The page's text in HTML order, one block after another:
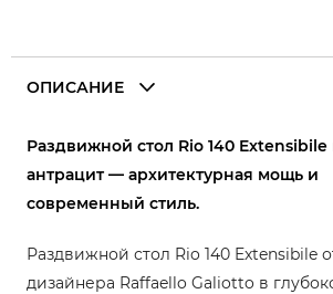
ОПИСАНИЕ
Раздвижной стол Rio 140 Extensibile
антрацит — архитектурная мощь и
современный стиль.
Раздвижной стол Rio 140 Extensibile
дизайнера Raffaello Galiotto в